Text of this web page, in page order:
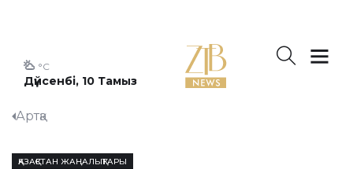
Дүйсенбі, 10 Тамыз
°C
Артқа
ҚАЗАҚСТАН ЖАҢАЛЫҚТАРЫ